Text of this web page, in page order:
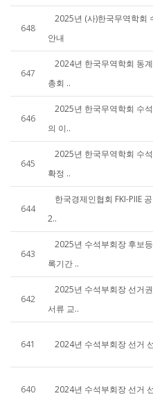
648
2025년 (사)한국무역학회
안내
647
2024년 한국무역학회 동
총회 ..
646
2025년 한국무역학회 수
의 이..
645
2025년 한국무역학회 수
확정 ..
644
한국경제인협회 FKI-PIIE
2..
643
2025년 수석부회장 후보
록기간 ..
642
2025년 수석부회장 선거
서류 교..
641 2024년 수석부회장 선거
640 2024년 수석부회장 선거